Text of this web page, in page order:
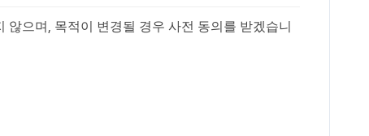
으며, 목적이 변경될 경우 사전 동의를 받겠습니